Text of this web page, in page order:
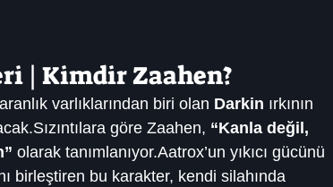
| Kimdir Zaahen?
varlıklarından biri olan Darkin ırkının
göre Zaahen, “Kanla değil,
olarak tanımlanıyor.Aatrox’un yıkıcı gücünü
birleştiren bu karakter, kendi silahında